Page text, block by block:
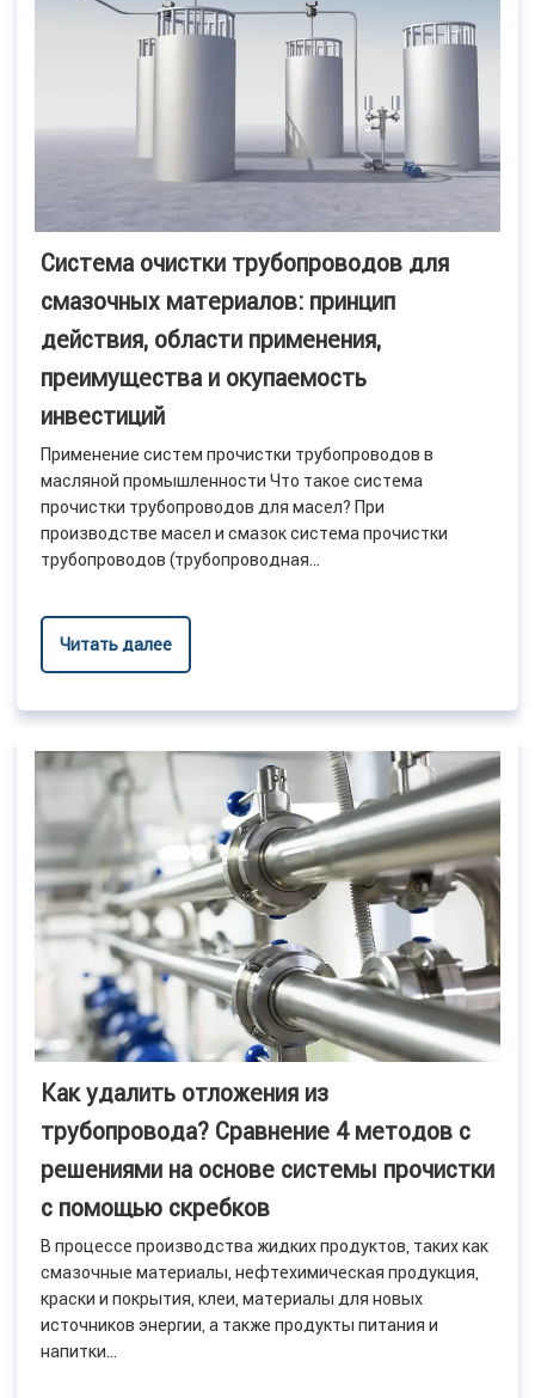
Система очистки трубопроводов для
смазочных материалов: принцип
действия, области применения,
преимущества и окупаемость
инвестиций
Применение систем прочистки трубопроводов в
масляной промышленности Что такое система
прочистки трубопроводов для масел? При
производстве масел и смазок система прочистки
трубопроводов (трубопроводная...
Читать далее
Как удалить отложения из
трубопровода? Сравнение 4 методов с
решениями на основе системы прочистки
с помощью скребков
В процессе производства жидких продуктов, таких как
смазочные материалы, нефтехимическая продукция,
краски и покрытия, клеи, материалы для новых
источников энергии, а также продукты питания и
напитки...